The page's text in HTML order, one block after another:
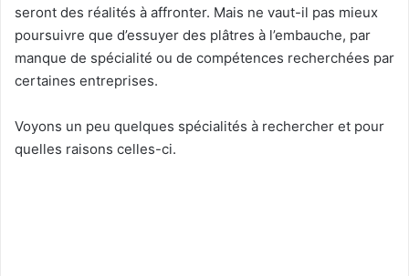
seront des réalités à affronter. Mais ne vaut-il pas mieux
poursuivre que d’essuyer des plâtres à l’embauche, par
manque de spécialité ou de compétences recherchées par
certaines entreprises.
Voyons un peu quelques spécialités à rechercher et pour
quelles raisons celles-ci.